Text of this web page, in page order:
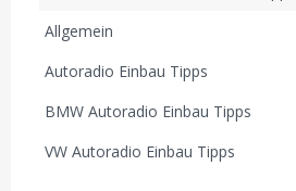
Allgemein
Autoradio Einbau Tipps
BMW Autoradio Einbau Tipps
VW Autoradio Einbau Tipps